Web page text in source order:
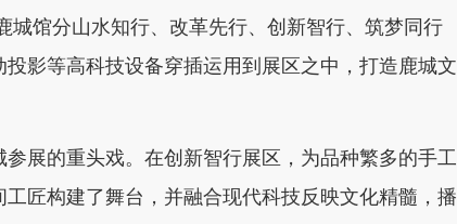
城馆分山水知行、改革先行、创新智行、筑梦同行
影等高科技设备穿插运用到展区之中，打造鹿城文
的重头戏。在创新智行展区，为品种繁多的手工
匠构建了舞台，并融合现代科技反映文化精髓，播